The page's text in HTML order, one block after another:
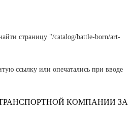
страницу "/catalog/battle-born/art-
ссылку или опечатались при вводе
КОМПАНИИ ЗА